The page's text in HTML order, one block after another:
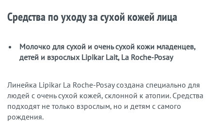
Средства по уходу за сухой кожей лица
Молочко для сухой и очень сухой кожи младенцев,
детей и взрослых Lipikar Lait, La Roche-Posay
Линейка Lipikar La Roche-Posay создана специально для
людей с очень сухой кожей, склонной к атопии. Средства
подходят не только взрослым, но и детям с самого
рождения.